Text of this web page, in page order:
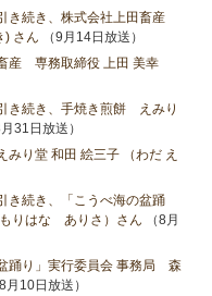
き続き、株式会社上田畜産
) さん （9月14日放送）
産 専務取締役 上田 美幸
き続き、手焼き煎餅 えみり
月31日放送）
り堂 和田 絵三子 （わだ え
き続き、「こうべ海の盆踊
りはな ありさ）さん （8月
踊り」実行委員会 事務局 森
月10日放送）